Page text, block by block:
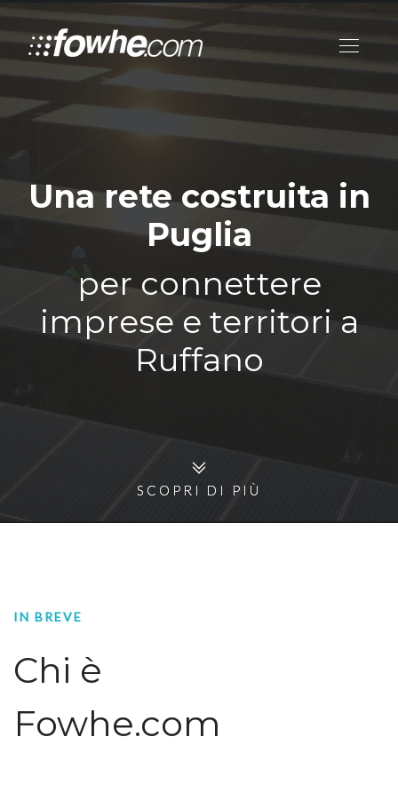
Una rete costruita in
Puglia
per connettere
imprese e territori a
Ruffano
SCOPRI DI PIÙ
SCOPRI DI PIÙ
IN BREVE
Chi è
Fowhe.com